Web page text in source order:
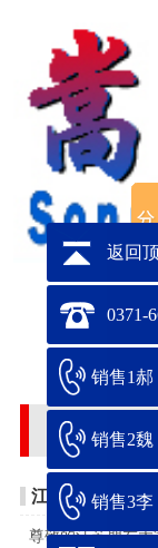
返回
0371-
销售1郝
销售2魏
销售3李
新闻中心
江苏省循环水
尊敬的江苏朋友